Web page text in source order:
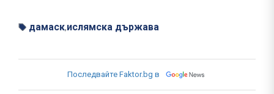
дамаск,ислямска държава
Последвайте Faktor.bg в